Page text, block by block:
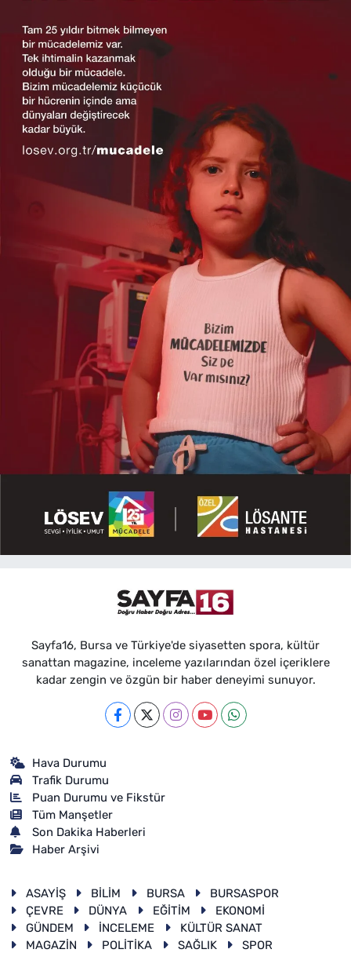
Sayfa16, Bursa ve Türkiye'de siyasetten spora, kültür
sanattan magazine, inceleme yazılarından özel içeriklere
kadar zengin ve özgün bir haber deneyimi sunuyor.
Hava Durumu
Trafik Durumu
Puan Durumu ve Fikstür
Tüm Manşetler
Son Dakika Haberleri
Haber Arşivi
ASAYİŞ BİLİM BURSA
BURSASPOR
ÇEVRE
DÜNYA EĞİTİM
EKONOMİ
GÜNDEM
İNCELEME
KÜLTÜR SANAT
MAGAZİN
POLİTİKA SAĞLIK SPOR